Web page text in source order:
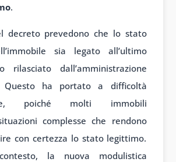
.
decreto prevedono che lo stato
sia legato all’ultimo
rilasciato dall’amministrazione
Questo ha portato a difficoltà
poiché molti immobili
complesse che rendono
con certezza lo stato legittimo.
la nuova modulistica